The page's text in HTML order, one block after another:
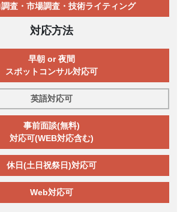
査・市場調査・技術ライティング
対応方法
早朝 or 夜間
スポットコンサル対応可
英語対応可
事前面談(無料)
対応可(WEB対応含む)
休日(土日祝祭日)対応可
Web対応可